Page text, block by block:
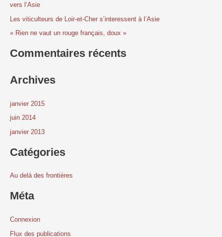
c
e
vers l’Asie
Les viticulteurs de Loir-et-Cher s’interessent à l’Asie
« Rien ne vaut un rouge français, doux »
Commentaires récents
Archives
janvier 2015
juin 2014
janvier 2013
Catégories
Au delà des frontières
Méta
Connexion
Flux des publications